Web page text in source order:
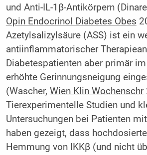
und Anti-IL-1β-Antikörpern
Opin Endocrinol Diabetes Obes
Azetylsalizylsäure (ASS) ist ein
antiinflammatorischer
Diabetespatienten aber primär
erhöhte Gerinnungsneigung
(Wascher, Wien Klin Wochenschr
Tierexperimentelle Studien und
Untersuchungen bei Patienten
haben gezeigt, dass
Hemmung von IKKβ (und nicht